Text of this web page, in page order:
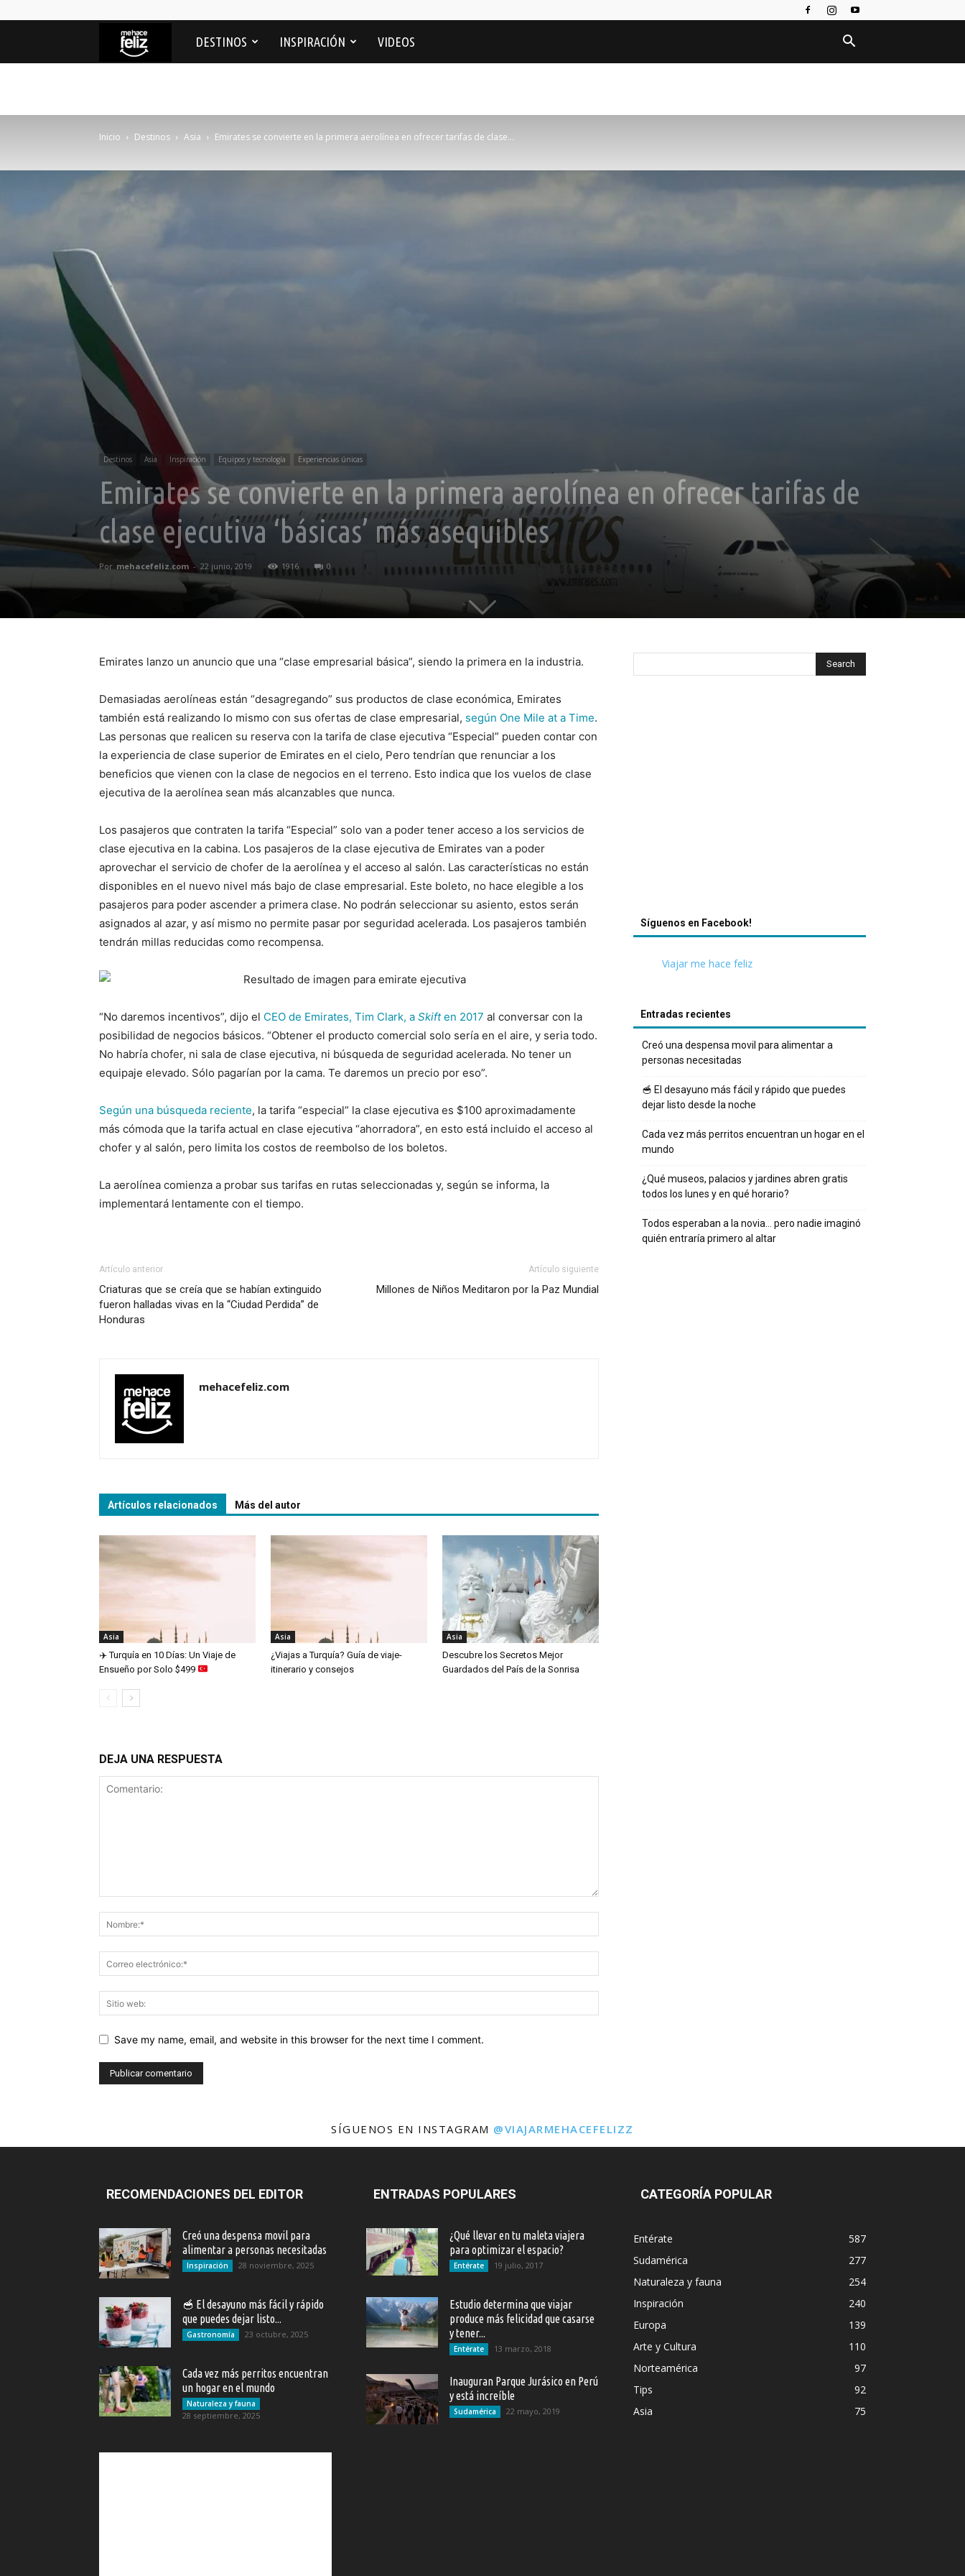
MeDESTINOS INSPIRACIÓN VIDEOS
Inicio Destinos Asia Emirates se convierte en la primera aerolínea en ofrecer tarifas de clase...
Destinos Asia Inspiración Equipos y tecnología Experiencias únicas
Emirates se convierte en la primera aerolínea en ofrecer tarifas de
clase ejecutiva ‘básicas’ más asequibles
Por mehacefeliz.com - 22 junio, 2019 1916 0
Emirates lanzo un anuncio que una “clase empresarial básica”, siendo la primera en la industria.
Demasiadas aerolíneas están “desagregando” sus productos de clase económica, Emirates
también está realizando lo mismo con sus ofertas de clase empresarial, según One Mile at a Time.
Las personas que realicen su reserva con la tarifa de clase ejecutiva “Especial” pueden contar con
la experiencia de clase superior de Emirates en el cielo, Pero tendrían que renunciar a los
beneficios que vienen con la clase de negocios en el terreno. Esto indica que los vuelos de clase
ejecutiva de la aerolínea sean más alcanzables que nunca.
Los pasajeros que contraten la tarifa “Especial” solo van a poder tener acceso a los servicios de
clase ejecutiva en la cabina. Los pasajeros de la clase ejecutiva de Emirates van a poder
aprovechar el servicio de chofer de la aerolínea y el acceso al salón. Las características no están
disponibles en el nuevo nivel más bajo de clase empresarial. Este boleto, no hace elegible a los
pasajeros para poder ascender a primera clase. No podrán seleccionar su asiento, estos serán
asignados al azar, y así mismo no permite pasar por seguridad acelerada. Los pasajeros también
tendrán millas reducidas como recompensa.
“No daremos incentivos”, dijo el CEO de Emirates, Tim Clark, a Skiften 2017 al conversar con la
posibilidad de negocios básicos. “Obtener el producto comercial solo sería en el aire, y seria todo.
No habría chofer, ni sala de clase ejecutiva, ni búsqueda de seguridad acelerada. No tener un
equipaje elevado. Sólo pagarían por la cama. Te daremos un precio por eso”.
Según una búsqueda reciente, la tarifa “especial” la clase ejecutiva es $100 aproximadamente
más cómoda que la tarifa actual en clase ejecutiva “ahorradora”, en esto está incluido el acceso al
chofer y al salón, pero limita los costos de reembolso de los boletos.
La aerolínea comienza a probar sus tarifas en rutas seleccionadas y, según se informa, la
implementará lentamente con el tiempo.
Artículo anterior
Criaturas que se creía que se habían extinguido
fueron halladas vivas en la “Ciudad Perdida” de
Honduras
Artículo siguiente
Millones de Niños Meditaron por la Paz Mundial
mehacefeliz.com
Artículos relacionados Más del autor
Asia
✈️Turquía en 10 Días: Un Viaje de
Ensueño por Solo $499
Asia
¿Viajas a Turquía? Guía de viaje-
itinerario y consejos
Asia
Descubre los Secretos Mejor
Guardados del País de la Sonrisa
DEJA UNA RESPUESTA
Save my name, email, and website in this browser for the next time I comment.
Síguenos en Facebook!
Viajar me hace feliz
Entradas recientes
Creó una despensa movil para alimentar a
personas necesitadas
🥣 El desayuno más fácil y rápido que puedes
dejar listo desde la noche
Cada vez más perritos encuentran un hogar en el
mundo
¿Qué museos, palacios y jardines abren gratis
todos los lunes y en qué horario?
Todos esperaban a la novia… pero nadie imaginó
quién entraría primero al altar
SÍGUENOS EN INSTAGRAM @VIAJARMEHACEFELIZZ
RECOMENDACIONES DEL EDITOR
Creó una despensa movil para
alimentar a personas necesitadas
Inspiración 28 noviembre, 2025
🥣 El desayuno más fácil y rápido
que puedes dejar listo...
Gastronomía 23 octubre, 2025
Cada vez más perritos encuentran
un hogar en el mundo
Naturaleza y fauna
28 septiembre, 2025
ENTRADAS POPULARES
¿Qué llevar en tu maleta viajera
para optimizar el espacio?
Entérate 19 julio, 2017
Estudio determina que viajar
produce más felicidad que casarse
y tener...
Entérate 13 marzo, 2018
Inauguran Parque Jurásico en Perú
y está increíble
Sudamérica 22 mayo, 2019
CATEGORÍA POPULAR
Entérate
587
Sudamérica
277
Naturaleza y fauna
254
Inspiración
240
Europa
139
Arte y Cultura
110
Norteamérica
97
Tips
92
Asia
75